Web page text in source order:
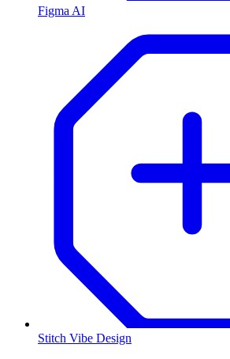
Figma AI
Stitch Vibe Design